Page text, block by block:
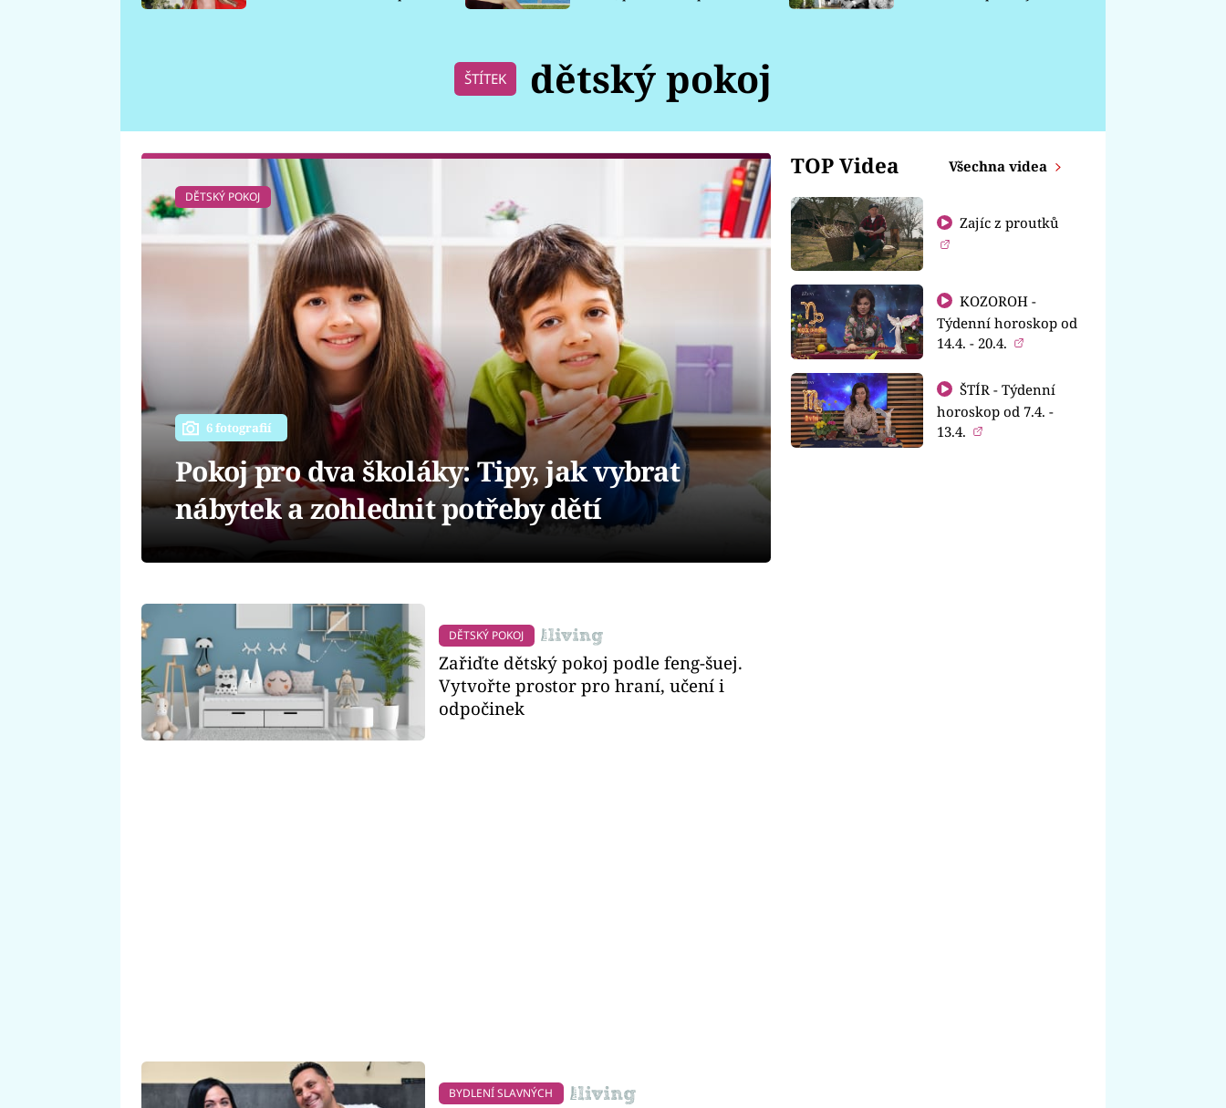
ŠTÍTEK dětský pokoj
TOP Videa Všechna videa
Zajíc z proutků
KOZOROH -
Týdenní horoskop od
14.4. - 20.4.
ŠTÍR - Týdenní
horoskop od 7.4. -
13.4.
DĚTSKÝ POKOJ
6 fotografií
Pokoj pro dva školáky: Tipy, jak vybrat
nábytek a zohlednit potřeby dětí
DĚTSKÝ POKOJ
Zařiďte dětský pokoj podle feng-šuej.
Vytvořte prostor pro hraní, učení i
odpočinek
BYDLENÍ SLAVNÝCH